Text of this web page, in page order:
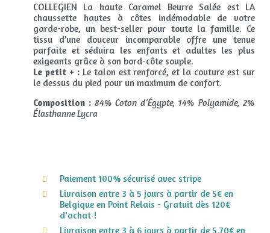
COLLEGIEN La haute Caramel Beurre Salée est LA
chaussette hautes à côtes indémodable de votre
garde-robe, un best-seller pour toute la famille. Ce
tissu d’une douceur incomparable offre une tenue
parfaite et séduira les enfants et adultes les plus
exigeants grâce à son bord-côte souple.
Le petit + :Le talon est renforcé, et la couture est sur
le dessus du pied pour un maximum de confort.
Composition : 84% Coton d’Égypte, 14% Polyamide, 2%
Élasthanne Lycra
Paiement 100% sécurisé avec stripe
Livraison entre 3 à 5 jours à partir de 5€ en
Belgique en Point Relais - Gratuit dès 120€
d'achat !
Livraison entre 3 à 6 jours à partir de 5,70€ en